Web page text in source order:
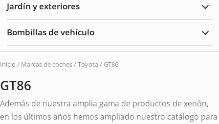
Jardín y exteriores
Bombillas de vehículo
de
Inicio / Marcas de coches /Toyota / GT86
GT86
Además de nuestra amplia gama de productos de xenón,
en los últimos años hemos ampliado nuestro catálogo para